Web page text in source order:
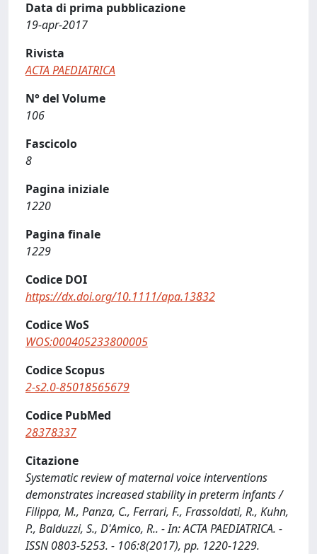
Data di prima pubblicazione
19-apr-2017
Rivista
ACTA PAEDIATRICA
N° del Volume
106
Fascicolo
8
Pagina iniziale
1220
Pagina finale
1229
Codice DOI
https://dx.doi.org/10.1111/apa.13832
Codice WoS
WOS:000405233800005
Codice Scopus
2-s2.0-85018565679
Codice PubMed
28378337
Citazione
Systematic review of maternal voice interventions
demonstrates increased stability in preterm infants /
Filippa, M., Panza, C., Ferrari, F., Frassoldati, R., Kuhn,
P., Balduzzi, S., D'Amico, R.. - In: ACTA PAEDIATRICA. -
ISSN 0803-5253. - 106:8(2017), pp. 1220-1229.